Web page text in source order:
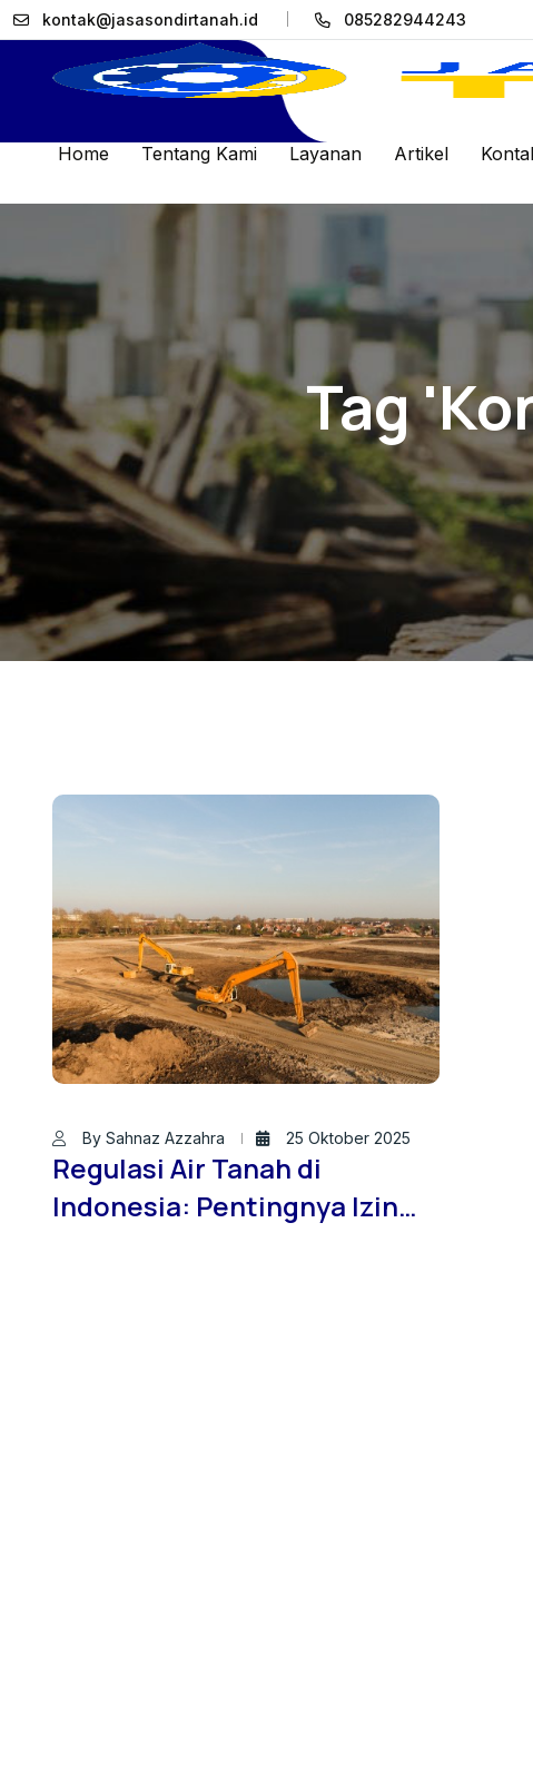
kontak@jasasondirtanah.id 085282944243
Home Tentang Kami Layanan Artikel
Tag
By Sahnaz Azzahra 25 Oktober 2025
Regulasi Air Tanah di
Indonesia: Pentingnya Izin